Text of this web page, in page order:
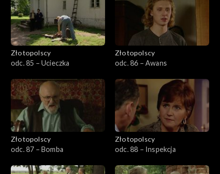
Złotopolscy
odc. 85 – Ucieczka
Złotopolscy
odc. 86 – Awans
Złotopolscy
odc. 87 – Bomba
Złotopolscy
odc. 88 – Inspekcja